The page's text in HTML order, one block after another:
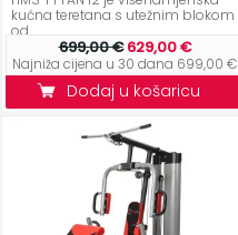
Razonoda
+Odjeća
kućna teretana s utežnim blokom
od...
699,00 €629,00 €
Najniža cijena u 30 dana 699,00 €
Dodaj u košaricu